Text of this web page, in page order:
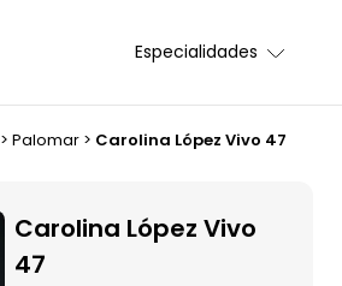
Especialidades
> Palomar > Carolina López Vivo 47
Carolina López Vivo
47